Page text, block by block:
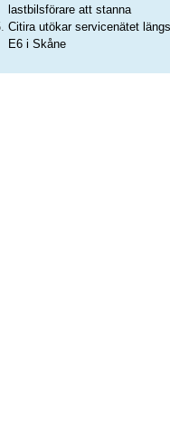
lastbilsförare att stanna
Citira utökar servicenätet längs
E6 i Skåne